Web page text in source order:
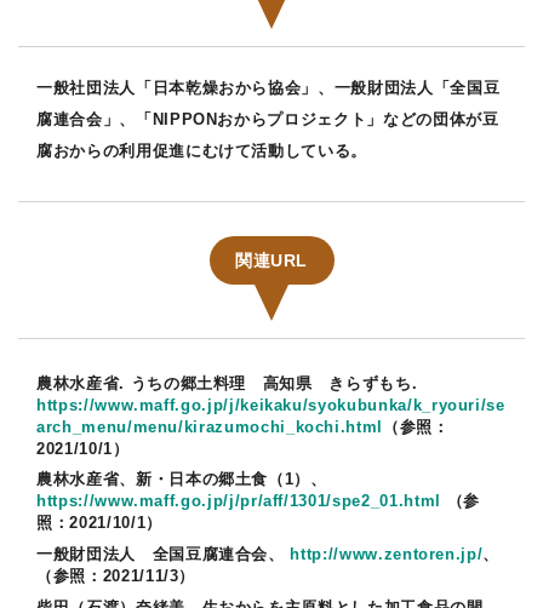
一般社団法人「日本乾燥おから協会」、一般財団法人「全国豆
腐連合会」、「NIPPONおからプロジェクト」などの団体が豆
腐おからの利用促進にむけて活動している。
関連URL
農林水産省. うちの郷土料理 高知県 きらずもち.
https://www.maff.go.jp/j/keikaku/syokubunka/k_ryouri/se
arch_menu/menu/kirazumochi_kochi.html
（参照：
2021/10/1）
農林水産省、新・日本の郷土食（1）、
https://www.maff.go.jp/j/pr/aff/1301/spe2_01.html
（参
照：2021/10/1）
一般財団法人 全国豆腐連合会、
http://www.zentoren.jp/、
（参照：2021/11/3）